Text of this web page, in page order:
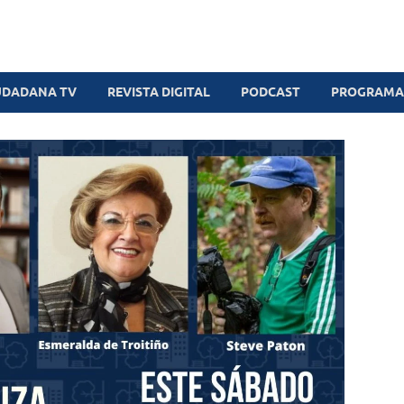
TV REVISTA DIGITAL PODCAST